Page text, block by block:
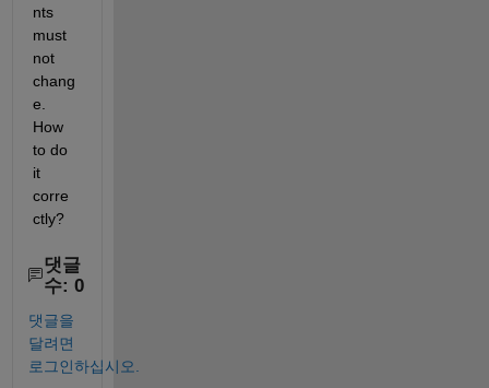
nts
must
not
chang
e.
How
to do
it
corre
ctly?
댓글
수: 0
댓글을
달려면
로그인하십시오.